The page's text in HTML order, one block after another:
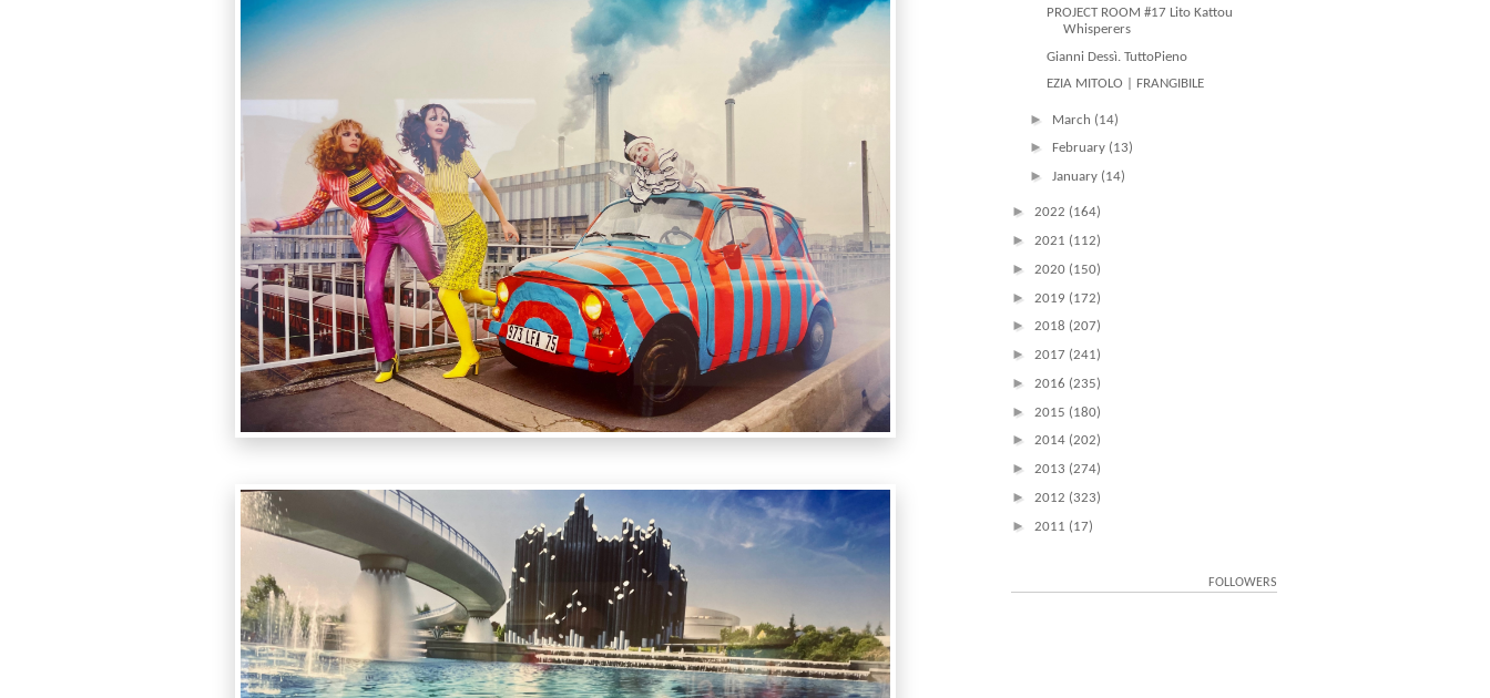
PROJECT ROOM #17 Lito Kattou
Whisperers
Gianni Dessì. TuttoPieno
EZIA MITOLO | FRANGIBILE
► March (14)
► February (13)
► January (14)
► 2022 (164)
► 2021 (112)
► 2020 (150)
► 2019 (172)
► 2018 (207)
► 2017 (241)
► 2016 (235)
► 2015 (180)
► 2014 (202)
► 2013 (274)
► 2012 (323)
► 2011 (17)
FOLLOWERS